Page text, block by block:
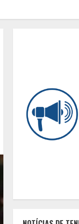
5